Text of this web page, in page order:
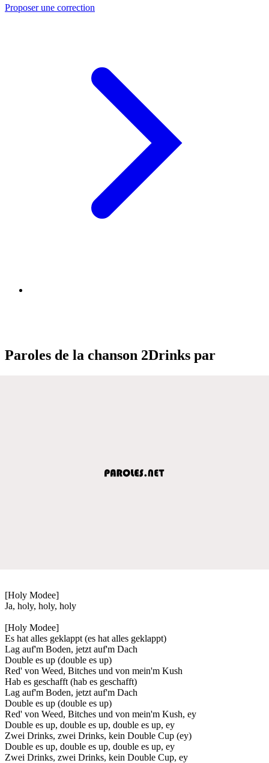
Proposer une correction
Paroles de la chanson 2Drinks par
[Holy Modee]
Ja, holy, holy, holy
[Holy Modee]
Es hat alles geklappt (es hat alles geklappt)
Lag auf'm Boden, jetzt auf'm Dach
Double es up (double es up)
Red' von Weed, Bitches und von mein'm Kush
Hab es geschafft (hab es geschafft)
Lag auf'm Boden, jetzt auf'm Dach
Double es up (double es up)
Red' von Weed, Bitches und von mein'm Kush, ey
Double es up, double es up, double es up, ey
Zwei Drinks, zwei Drinks, kein Double Cup (ey)
Double es up, double es up, double es up, ey
Zwei Drinks, zwei Drinks, kein Double Cup, ey